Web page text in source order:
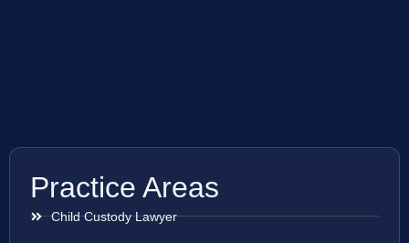
Practice Areas
Child Custody Lawyer